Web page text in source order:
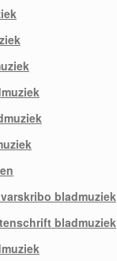
bladmuziek
bladmuziek